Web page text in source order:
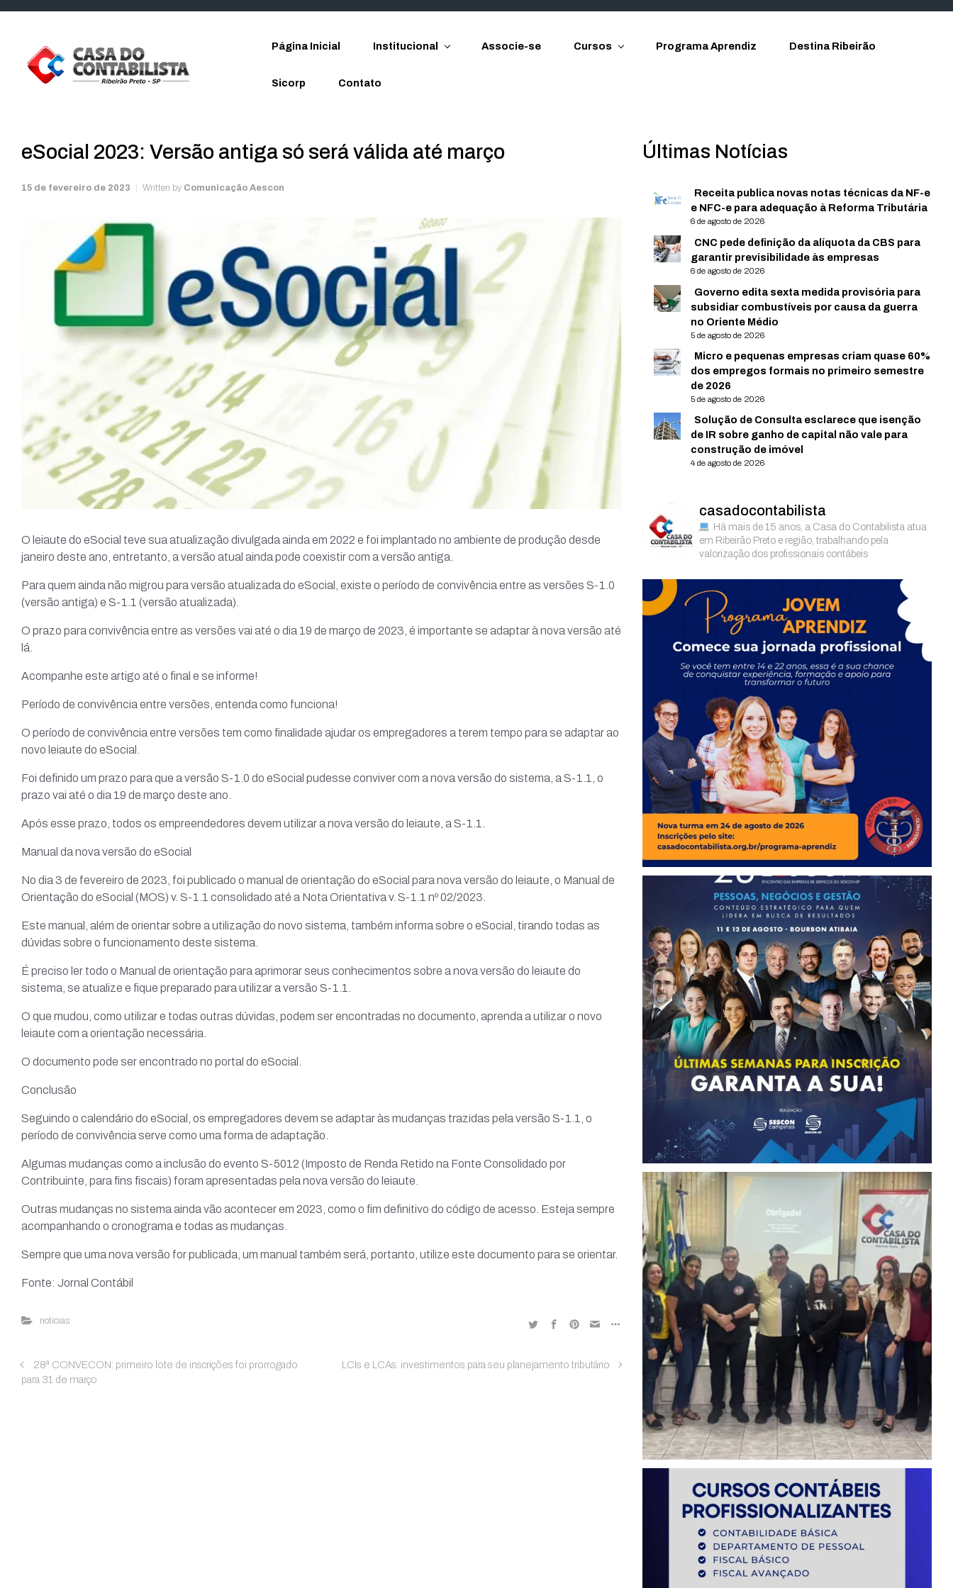
Página Inicial Institucional Associe-se Cursos Programa Aprendiz Destina Ribeirão
Sicorp Contato
eSocial 2023: Versão antiga só será válida até março
15 de fevereiro de 2023 Written by Comunicação Aescon
O leiaute do eSocial teve sua atualização divulgada ainda em 2022 e foi implantado no ambiente de produção desde
janeiro deste ano, entretanto, a versão atual ainda pode coexistir com a versão antiga.
Para quem ainda não migrou para versão atualizada do eSocial, existe o período de convivência entre as versões S-1.0
(versão antiga) e S-1.1 (versão atualizada).
O prazo para convivência entre as versões vai até o dia 19 de março de 2023, é importante se adaptar à nova versão até
lá.
Acompanhe este artigo até o final e se informe!
Período de convivência entre versões, entenda como funciona!
O período de convivência entre versões tem como finalidade ajudar os empregadores a terem tempo para se adaptar ao
novo leiaute do eSocial.
Foi definido um prazo para que a versão S-1.0 do eSocial pudesse conviver com a nova versão do sistema, a S-1.1, o
prazo vai até o dia 19 de março deste ano.
Após esse prazo, todos os empreendedores devem utilizar a nova versão do leiaute, a S-1.1.
Manual da nova versão do eSocial
No dia 3 de fevereiro de 2023, foi publicado o manual de orientação do eSocial para nova versão do leiaute, o Manual de
Orientação do eSocial (MOS) v. S-1.1 consolidado até a Nota Orientativa v. S-1.1 nº 02/2023.
Este manual, além de orientar sobre a utilização do novo sistema, também informa sobre o eSocial, tirando todas as
dúvidas sobre o funcionamento deste sistema.
É preciso ler todo o Manual de orientação para aprimorar seus conhecimentos sobre a nova versão do leiaute do
sistema, se atualize e fique preparado para utilizar a versão S-1.1.
O que mudou, como utilizar e todas outras dúvidas, podem ser encontradas no documento, aprenda a utilizar o novo
leiaute com a orientação necessária.
O documento pode ser encontrado no portal do eSocial.
Conclusão
Seguindo o calendário do eSocial, os empregadores devem se adaptar às mudanças trazidas pela versão S-1.1, o
período de convivência serve como uma forma de adaptação.
Algumas mudanças como a inclusão do evento S-5012 (Imposto de Renda Retido na Fonte Consolidado por
Contribuinte, para fins fiscais) foram apresentadas pela nova versão do leiaute.
Outras mudanças no sistema ainda vão acontecer em 2023, como o fim definitivo do código de acesso. Esteja sempre
acompanhando o cronograma e todas as mudanças.
Sempre que uma nova versão for publicada, um manual também será, portanto, utilize este documento para se orientar.
Fonte: Jornal Contábil
noticias
28ª CONVECON: primeiro lote de inscrições foi prorrogado
para 31 de março
LCIs e LCAs: investimentos para seu planejamento tributário
Últimas Notícias
Receita publica novas notas técnicas da NF-e
e NFC-e para adequação à Reforma Tributária
6 de agosto de 2026
CNC pede definição da alíquota da CBS para
garantir previsibilidade às empresas
6 de agosto de 2026
Governo edita sexta medida provisória para
subsidiar combustíveis por causa da guerra
no Oriente Médio
5 de agosto de 2026
Micro e pequenas empresas criam quase 60%
dos empregos formais no primeiro semestre
de 2026
5 de agosto de 2026
Solução de Consulta esclarece que isenção
de IR sobre ganho de capital não vale para
construção de imóvel
4 de agosto de 2026
casadocontabilista
Há mais de 15 anos, a Casa do Contabilista atua
em Ribeirão Preto e região, trabalhando pela
valorização dos profissionais contábeis
Instagram